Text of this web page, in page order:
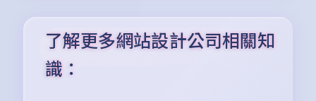
了解更多網站設計公司相關知
識：